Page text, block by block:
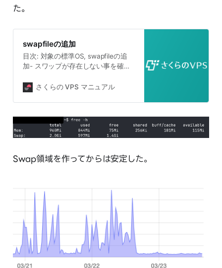
た。
swapfileの追加
目次: 対象の標準OS, swapfileの追
加- スワップが存在しない事を確認,
ファイルの有効化.. 「さくらの
さくらの VPS マニュアル
Swap領域を作ってからは安定した。